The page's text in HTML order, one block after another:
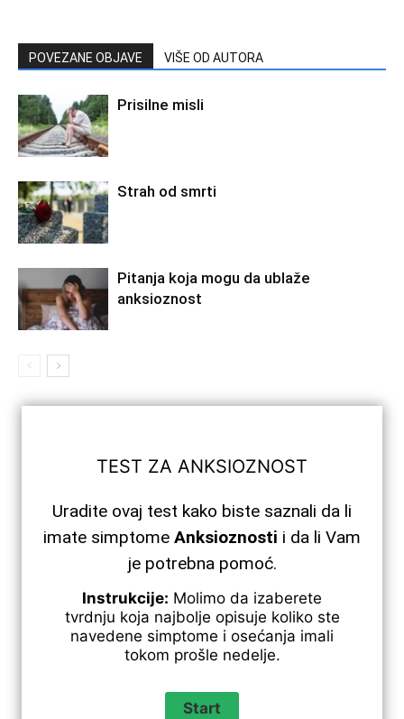
POVEZANE OBJAVE VIŠE OD AUTORA
Prisilne misli
Strah od smrti
Pitanja koja mogu da ublaže
anksioznost
TEST ZA ANKSIOZNOST
Uradite ovaj test kako biste saznali da li
imate simptome Anksioznosti i da li Vam
je potrebna pomoć.
Instrukcije: Molimo da izaberete
tvrdnju koja najbolje opisuje koliko ste
navedene simptome i osećanja imali
tokom prošle nedelje.